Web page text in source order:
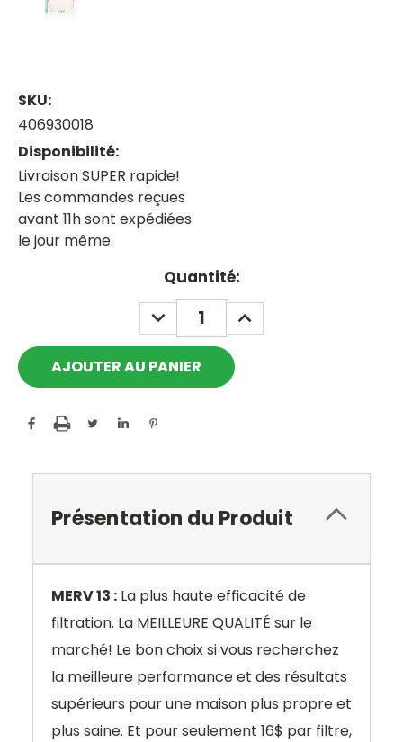
SKU:
406930018
Disponibilité:
Livraison SUPER rapide!
Les commandes reçues
avant 11h sont expédiées
le jour même.
Quantité:
DECREASE
QUANTITY:
INCREASE
QUANTITY:
Présentation du Produit
MERV 13 : La plus haute efficacité de
filtration. La MEILLEURE QUALITÉ sur le
marché! Le bon choix si vous recherchez
la meilleure performance et des résultats
supérieurs pour une maison plus propre et
plus saine. Et pour seulement 16$ par filtre,